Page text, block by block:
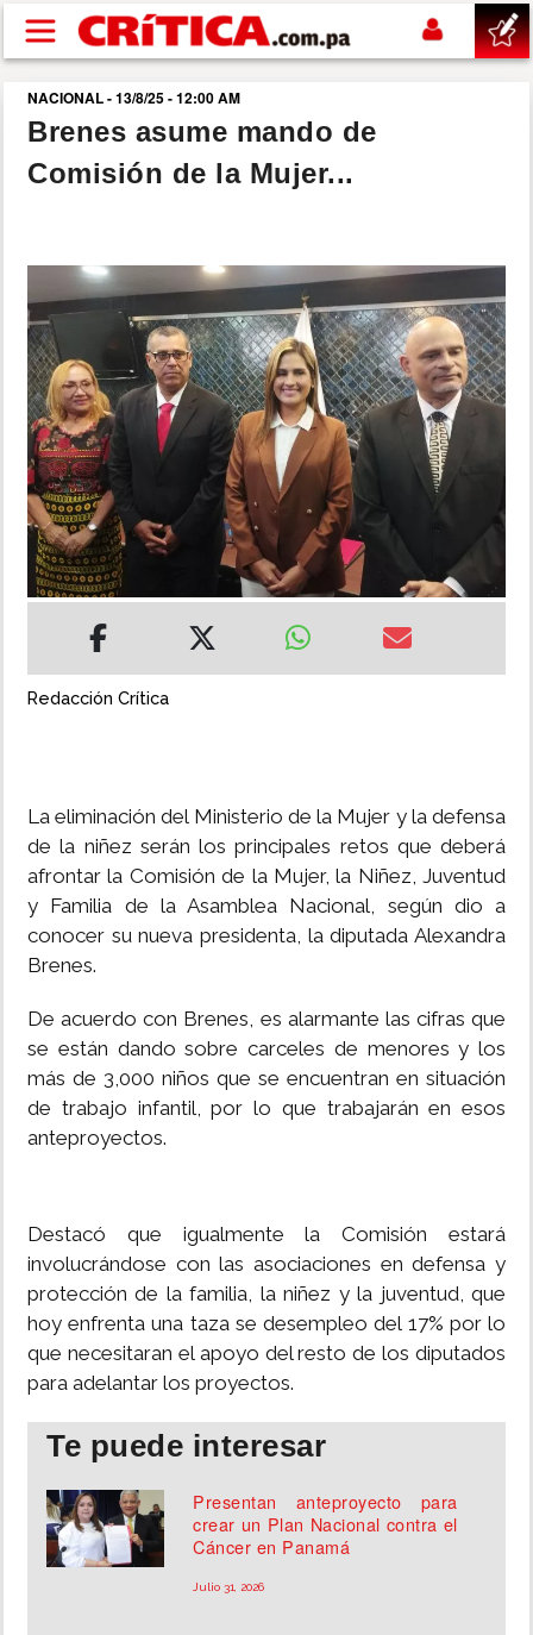
Pasar al contenido principal
buscar
SUCESOS
POLÍTICA
SHOW
DEPORTES
MUNDO
INSÓLITAS
MULTIMEDIA
NACIONAL - 13/8/25 - 12:00 AM
Brenes asume mando de
Comisión de la Mujer...
Redacción Crítica
La eliminación del Ministerio de la Mujer y la defensa
de la niñez serán los principales retos que deberá
afrontar la Comisión de la Mujer, la Niñez, Juventud
y Familia de la Asamblea Nacional, según dio a
conocer su nueva presidenta, la diputada Alexandra
Brenes.
De acuerdo con Brenes, es alarmante las cifras que
se están dando sobre carceles de menores y los
más de 3,000 niños que se encuentran en situación
de trabajo infantil, por lo que trabajarán en esos
anteproyectos.
Destacó que igualmente la Comisión estará
involucrándose con las asociaciones en defensa y
protección de la familia, la niñez y la juventud, que
hoy enfrenta una taza se desempleo del 17% por lo
que necesitaran el apoyo del resto de los diputados
para adelantar los proyectos.
Te puede interesar
Presentan anteproyecto para
crear un Plan Nacional contra el
Cáncer en Panamá
Julio 31, 2026